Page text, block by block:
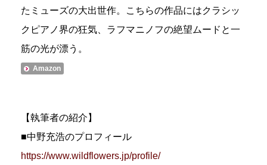
たミューズの大出世作。こちらの作品にはクラシッ
クピアノ界の狂気、ラフマニノフの絶望ムードと一
筋の光が漂う。
Amazon
【執筆者の紹介】
■中野充浩のプロフィール
https://www.wildflowers.jp/profile/